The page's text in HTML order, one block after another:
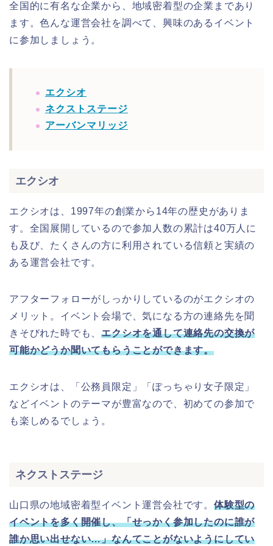
全国的に有名な企業から、地域密着型の企業まであり
ます。色んな運営会社を調べて、興味のあるイベント
に参加しましょう。
エクシオ
ネクストステージ
アーバンマリッジ
エクシオ
エクシオは、1997年の創業から14年の歴史がありま
す。全国展開しているので参加人数の累計は40万人に
も及び、たくさんの方に利用されている信頼と実績の
ある運営会社です。
アフターフォローがしっかりしているのがエクシオの
メリット。イベント会場で、気になる方の連絡先を聞
きそびれた時でも、エクシオを通して連絡先の交換が
可能かどうか聞いてもらうことができます。
エクシオは、「公務員限定」「ぽっちゃり女子限定」
などイベントのテーマが豊富なので、初めての参加で
も楽しめるでしょう。
ネクストステージ
山口県の地域密着型イベント運営会社です。 体験型の
イベントを多く開催し、「せっかく参加したのに誰が
誰か思い出せない…」なんてことがないようにしてい